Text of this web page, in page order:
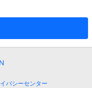
バシーセンター